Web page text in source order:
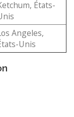
États-
Angeles,
Unis